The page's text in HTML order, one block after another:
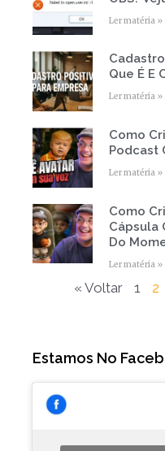
Ler matéria »
Que É E
Ler matéria »
Como
Podcast
Ler matéria »
Como
Cápsula
Do
Ler matéria »
« Voltar 1 2
Estamos No